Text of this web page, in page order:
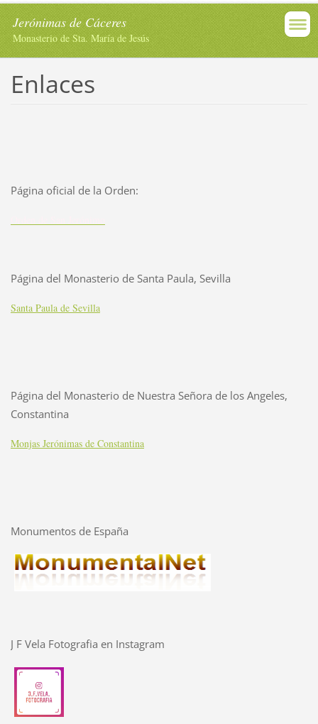
Jerónimas de Cáceres
Monasterio de Sta. María de Jesús
Enlaces
Página oficial de la Orden:
Página del Monasterio de Santa Paula, Sevilla
Santa Paula de Sevilla
Página del Monasterio de Nuestra Señora de los Angeles,
Constantina
Monjas Jerónimas de Constantina
Monumentos de España
J F Vela Fotografia en Instagram